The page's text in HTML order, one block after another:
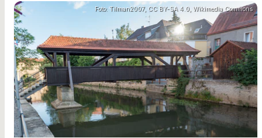
Foto: Tilman2007, CC BY-SA 4.0, Wikimedia Commons